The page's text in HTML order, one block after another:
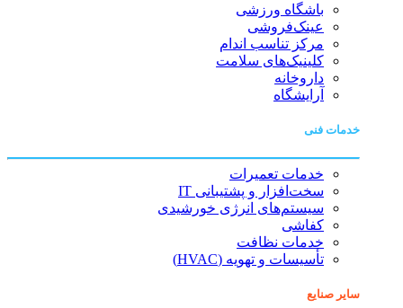
باشگاه ورزشی
عینک‌فروشی
مرکز تناسب اندام
کلینیک‌های سلامت
داروخانه
آرایشگاه
خدمات فنی
خدمات تعمیرات
سخت‌افزار و پشتیبانی IT
سیستم‌های انرژی خورشیدی
کفاشی
خدمات نظافت
تأسیسات و تهویه (HVAC)
سایر صنایع